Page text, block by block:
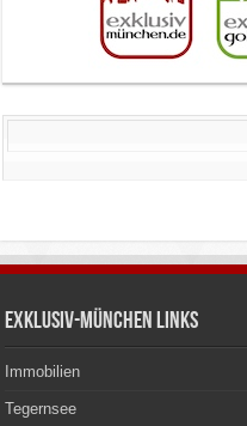
Exklusiv-München Links
Immobilien
Tegernsee